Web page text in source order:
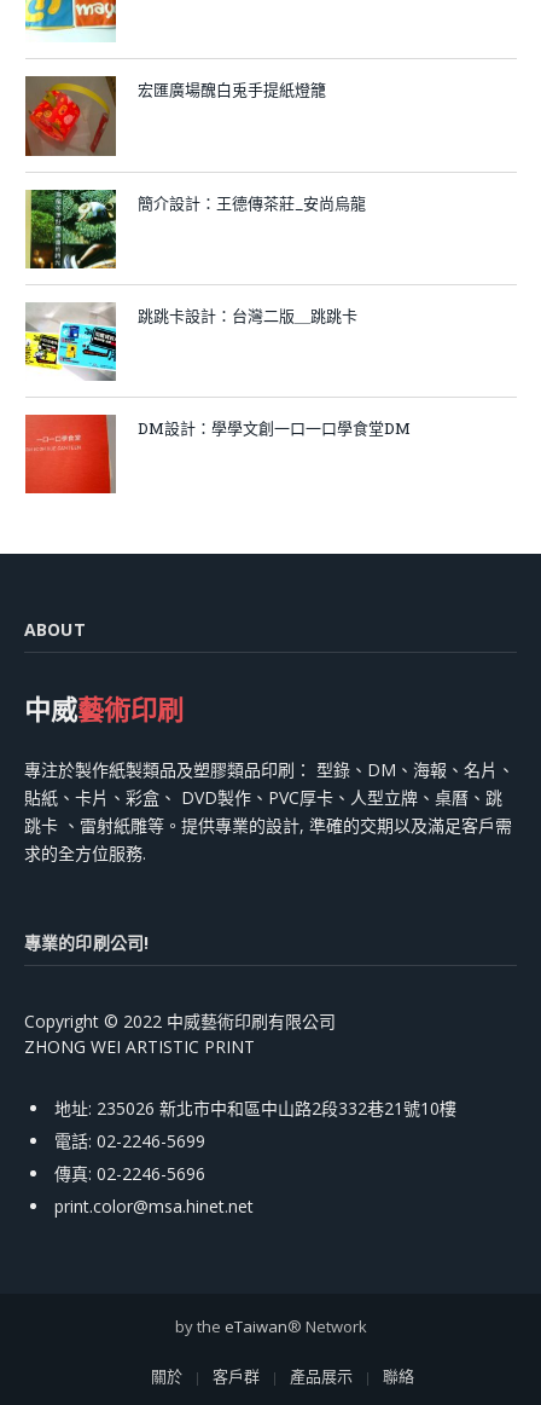
宏匯廣場醜白兎手提紙燈籠
簡介設計：王德傳茶莊_安尚烏龍
跳跳卡設計：台灣二版＿跳跳卡
DM設計：學學文創一口一口學食堂DM
ABOUT
中威藝術印刷
專注於製作紙製類品及塑膠類品印刷： 型錄、DM、海報、名片、
貼紙、卡片、彩盒、 DVD製作、PVC厚卡、人型立牌、桌曆、跳
跳卡 、雷射紙雕等。提供專業的設計, 準確的交期以及滿足客戶需
求的全方位服務.
專業的印刷公司!
Copyright © 2022 中威藝術印刷有限公司
ZHONG WEI ARTISTIC PRINT
地址: 235026 新北市中和區中山路2段332巷21號10樓
電話: 02-2246-5699
傳真: 02-2246-5696
print.color@msa.hinet.net
by the eTaiwan® Network
關於 客戶群 產品展示 聯絡